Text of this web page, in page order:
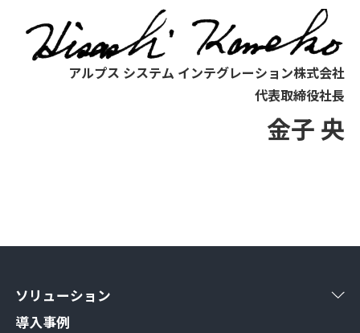
アルプス システム インテグレーション株式会社
代表取締役社長
金子 央
ソリューション
導入事例